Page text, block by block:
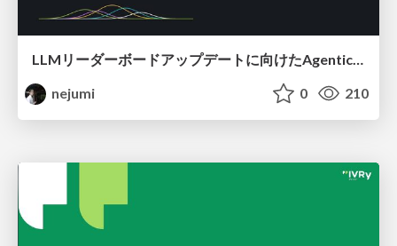
LLMリーダーボードアップデートに向けたAgentic Math_SWEのトレースについて
nejumi
0 210